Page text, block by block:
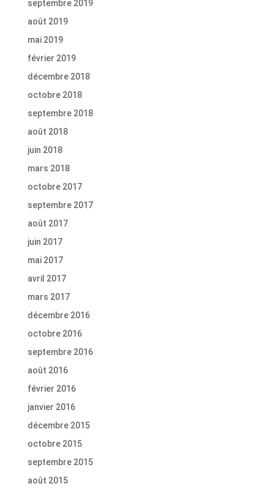
septembre 2019
août 2019
mai 2019
février 2019
décembre 2018
octobre 2018
septembre 2018
août 2018
juin 2018
mars 2018
octobre 2017
septembre 2017
août 2017
juin 2017
mai 2017
avril 2017
mars 2017
décembre 2016
octobre 2016
septembre 2016
août 2016
février 2016
janvier 2016
décembre 2015
octobre 2015
septembre 2015
août 2015